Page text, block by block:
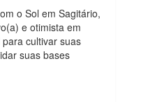
o Sol em Sagitário,
e otimista em
cultivar suas
suas bases